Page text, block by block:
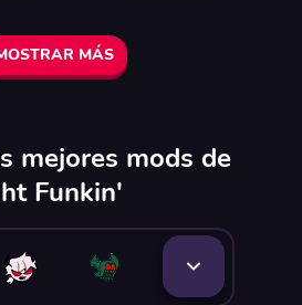
MÁS
mejores mods de
Funkin'